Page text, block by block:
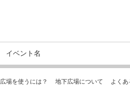
イベント名
広場を使うには？ 地下広場について
よく